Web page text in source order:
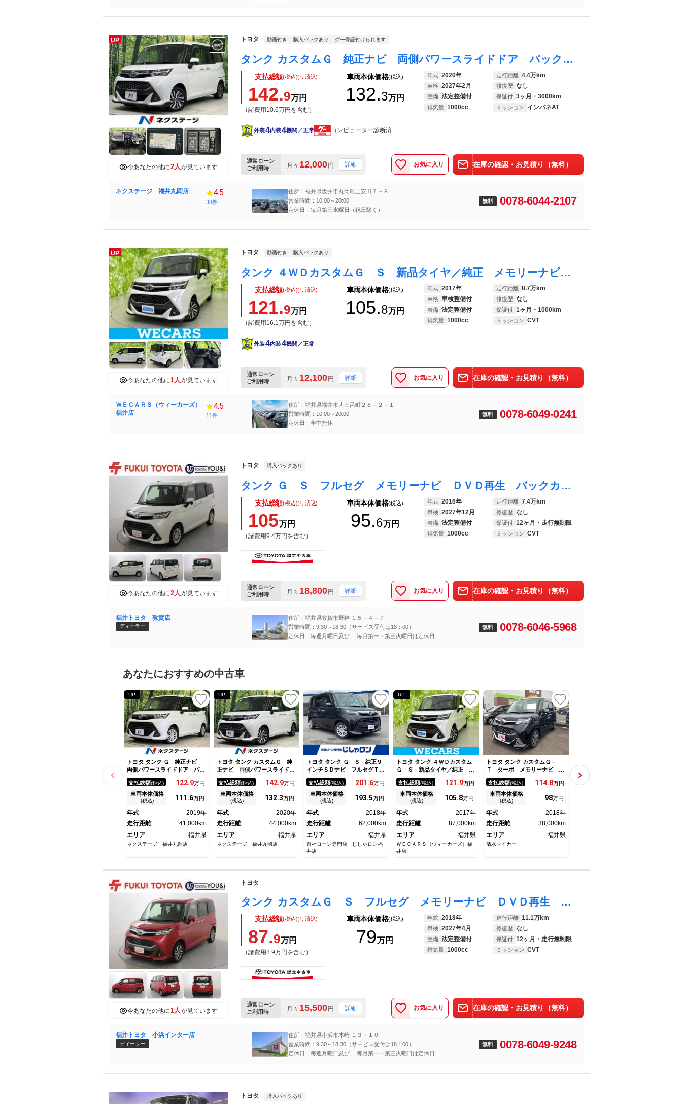
UP
今あなたの他に2人が見ています
トヨタ 動画付き 購入パックあり グー保証付けられます
タンク カスタムＧ 純正ナビ 両側パワースライドドア バックカメラ スマートアシスト クルーズコントロール コーナーセンサー 前席シートヒーター ＥＴＣ ドライブレコーダー ロールサンシェード ＬＥＤランプ ＬＥＤフォグ
支払総額(税込)(リ済込)
142.9万円
（諸費用10.6万円を含む）
車両本体価格(税込)
132.3万円
年式 2020年 走行距離 4.4万km
車検 2027年2月 修復歴 なし
整備 法定整備付 保証付 3ヶ月・3000km
排気量 1000cc ミッション インパネAT
外装4内装4機関／正常 コンピューター診断済
通常ローン
ご利用時
月々 12,000円 詳細 お気に入り 在庫の確認・お見積り（無料）
ネクステージ 福井丸岡店 4.5
38件
住所：福井県坂井市丸岡町上安田７－８
営業時間：10:00～20:00
定休日：毎月第三水曜日（祝日除く）
無料 0078-6044-2107
UP
今あなたの他に1人が見ています
トヨタ 動画付き 購入パックあり
タンク ４ＷＤカスタムＧ Ｓ 新品タイヤ／純正 メモリーナビ／スマートアシスト（トヨタ・ダイハツ）／両側電動スライドドア／車線逸脱防止支援システム／ヘッドランプ ＬＥＤ／Ｂｌｕｅｔｏｏｔｈ接続／ＥＴＣ／ＥＢＤ付ＡＢＳ
支払総額(税込)(リ済込)
121.9万円
（諸費用16.1万円を含む）
車両本体価格(税込)
105.8万円
年式 2017年 走行距離 8.7万km
車検 車検整備付 修復歴 なし
整備 法定整備付 保証付 1ヶ月・1000km
排気量 1000cc ミッション CVT
外装4内装4機関／正常
通常ローン
ご利用時
月々 12,100円 詳細 お気に入り 在庫の確認・お見積り（無料）
ＷＥＣＡＲＳ（ウィーカーズ）
福井店
4.5
11件
住所：福井県福井市大土呂町２８－２－１
営業時間：10:00～20:00
定休日：年中無休
無料 0078-6049-0241
今あなたの他に2人が見ています
トヨタ 購入パックあり
タンク Ｇ Ｓ フルセグ メモリーナビ ＤＶＤ再生 バックカメラ 衝突被害軽減システム ＥＴＣ 両側電動スライド ＬＥＤヘッドランプ ワンオーナー アイドリングストップ
支払総額(税込)(リ済込)
105万円
（諸費用9.4万円を含む）
車両本体価格(税込)
95.6万円
年式 2016年 走行距離 7.4万km
車検 2027年12月 修復歴 なし
整備 法定整備付 保証付 12ヶ月・走行無制限
排気量 1000cc ミッション CVT
通常ローン
ご利用時
月々 18,800円 詳細 お気に入り 在庫の確認・お見積り（無料）
福井トヨタ 敦賀店
ディーラー
住所：福井県敦賀市野神 １５－４－７
営業時間：9:30～18:30（サービス受付は18：00）
定休日：毎週月曜日及び、 毎月第一・第三火曜日は定休日
無料 0078-6046-5968
あなたにおすすめの中古車
UP
トヨタ タンク Ｇ 純正ナビ
両側パワースライドドア バッ
クカメラ スマートアシスト
クルーズコントロール コーナ
ーセンサー ＥＴＣ ドライブ
レコーダー ＬＥＤランプ Ｌ
ートエアコン フルセグ
支払総額(税込) 122.9万円
車両本体価格
(税込) 111.6万円
年式
2019年
走行距離
41,000km
エリア
福井県
ネクステージ 福井丸岡店
UP
トヨタ タンク カスタムＧ 純
正ナビ 両側パワースライドド
ア バックカメラ スマートア
シスト クルーズコントロー
ル コーナーセンサー 前席シ
ートヒーター ＥＴＣ ドライ
ード ＬＥＤランプ ＬＥＤフ
ォグ
支払総額(税込) 142.9万円
車両本体価格
(税込) 132.3万円
年式
2020年
走行距離
44,000km
エリア
福井県
ネクステージ 福井丸岡店
トヨタ タンク Ｇ Ｓ 純正９
インチＳＤナビ フルセグＴ
Ｖ 両側パワースライドドア
スマートアシスト クルーズコ
ントロール ステアリングスイ
ッチ バックカメラ ＬＥＤヘ
イドリングストップ
支払総額(税込) 201.6万円
車両本体価格
(税込) 193.5万円
年式
2018年
走行距離
62,000km
エリア
福井県
自社ローン専門店 じしゃロン福
井店
UP
トヨタ タンク ４ＷＤカスタム
Ｇ Ｓ 新品タイヤ／純正 メ
モリーナビ／スマートアシスト
（トヨタ・ダイハツ）／両側電
動スライドドア／車線逸脱防止
支援システム／ヘッドランプ
続／ＥＴＣ／ＥＢＤ付ＡＢＳ
支払総額(税込) 121.9万円
車両本体価格
(税込) 105.8万円
年式
2017年
走行距離
87,000km
エリア
福井県
ＷＥＣＡＲＳ（ウィーカーズ）福
井店
トヨタ タンク カスタムＧ－
Ｔ ターボ メモリーナビ フ
ルセグＴＶ バックカメラ Ｂ
ｌｕｅｔｏｏｔｈオーディオ
ＥＴＣ 両側パワースライドド
ア スマートキー プッシュス
ロール ＬＥＤヘッドライト
支払総額(税込) 114.8万円
車両本体価格
(税込) 98万円
年式
2018年
走行距離
38,000km
エリア
福井県
清水マイカー
ーナー 両側パワースライドド
ア 社外ナビ ワンセグ バッ
クカメラ ビルトインＥＴＣ
支払総額
今あなたの他に 1人 が見ています
トヨタ
タンク カスタムＧ Ｓ フルセグ メモリーナビ ＤＶＤ再生 バックカメラ 衝突被害軽減システム ＥＴＣ 両側電動スライド ＬＥＤヘッドランプ ワンオーナー アイドリングストップ
支払総額(税込)(リ済込)
87.9万円
（諸費用8.9万円を含む）
車両本体価格(税込)
79万円
年式 2018年 走行距離 11.1万km
車検 2027年4月 修復歴 なし
整備 法定整備付 保証付 12ヶ月・走行無制限
排気量 1000cc ミッション CVT
通常ローン
ご利用時
月々 15,500 円 詳細 お気に入り 在庫の確認・お見積り（無料）
福井トヨタ 小浜インター店
ディーラー
住所：福井県小浜市木崎 １３－１０
営業時間：9:30～18:30（サービス受付は18：00）
定休日：毎週月曜日及び、 毎月第一・第三火曜日は定休日
無料 0078-6049-9248
トヨタ 購入パックあり